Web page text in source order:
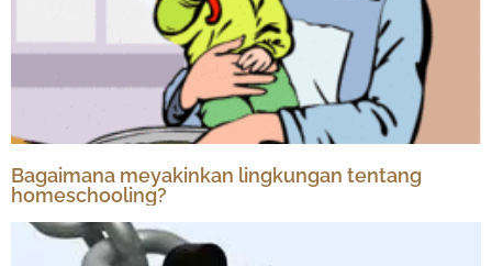
Bagaimana meyakinkan lingkungan tentang
homeschooling?